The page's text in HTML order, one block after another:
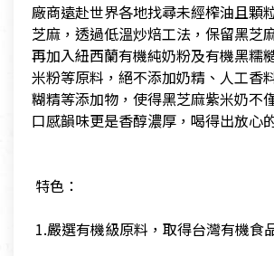
廠商遠赴世界各地找尋未經榨油且顆
芝麻，透過低溫炒焙工法，保留黑芝
再加入紐西蘭有機純奶粉及有機黑糯
米粉等原料，絕不添加奶精、人工香
糊精等添加物，使得黑芝麻紫米奶不
口感韻味更是香醇濃厚，喝得出放心
​ 特色：
1.嚴選有機級原料，取得台灣有機食